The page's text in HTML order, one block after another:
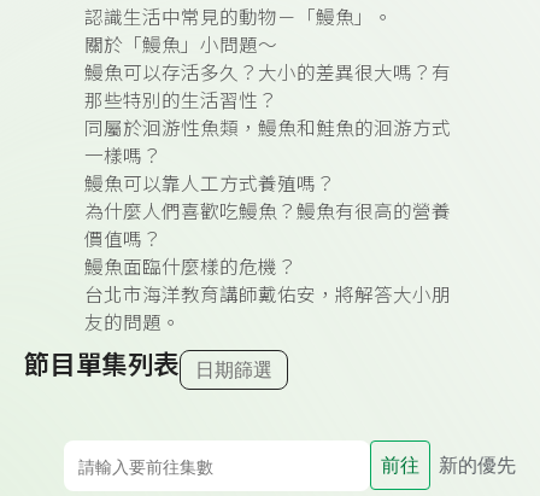
認識生活中常見的動物－「鰻魚」。
關於「 鰻魚」小問題～
鰻魚可以存活多久？大小的差異很大嗎？有
那些特別的生活習性？
同屬於洄游性魚類，鰻魚和鮭魚的洄游方式
一樣嗎？
鰻魚可以靠人工方式養殖嗎？
為什麼人們喜歡吃鰻魚？鰻魚有很高的營養
價值嗎？
鰻魚面臨什麼樣的危機？
台北市海洋教育講師戴佑安，將解答大小朋
友的問題。
節目單集列表 日期篩選
前往 新的優先